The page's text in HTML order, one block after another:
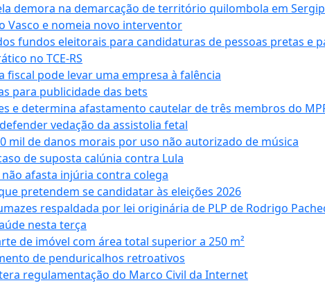
demora na demarcação de território quilombola em
Vasco e nomeia novo interventor
fundos eleitorais para candidaturas de pessoas pretas e
no TCE-RS
pode levar uma empresa à falência
para publicidade das bets
e determina afastamento cautelar de três membros do
vedação da assistolia fetal
mil de danos morais por uso não autorizado de música
de suposta calúnia contra Lula
afasta injúria contra colega
pretendem se candidatar às eleições 2026
respaldada por lei originária de PLP de Rodrigo
nesta terça
de imóvel com área total superior a 250 m²
de penduricalhos retroativos
regulamentação do Marco Civil da Internet